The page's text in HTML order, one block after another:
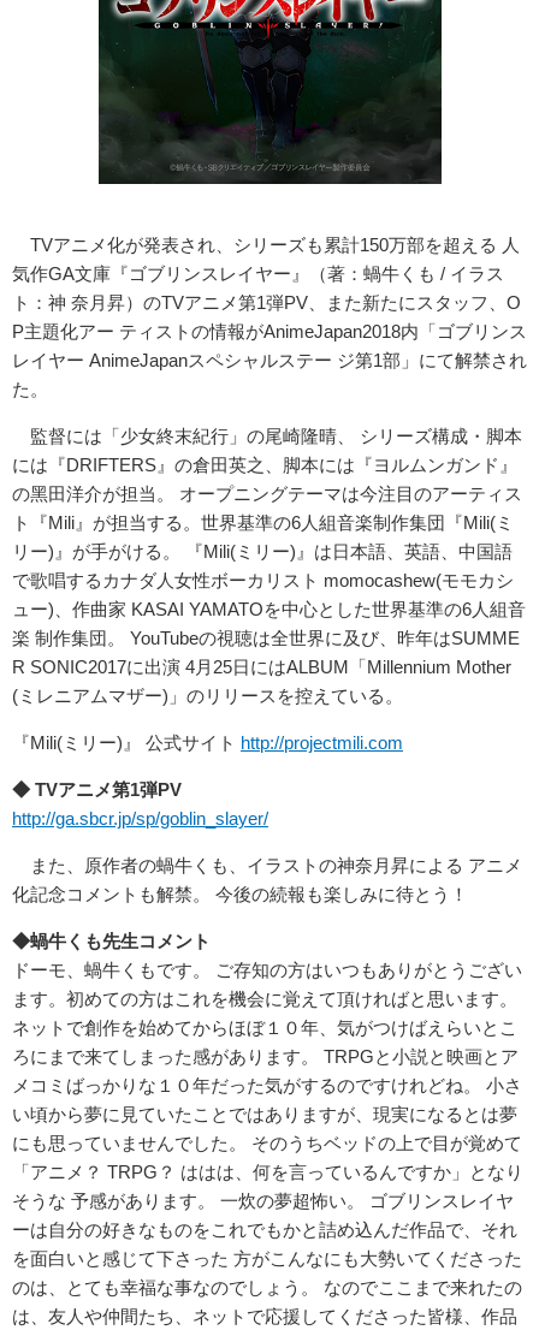
TVアニメ化が発表され、シリーズも累計150万部を超える ⼈
気作GA⽂庫『ゴブリンスレイヤー』（著：蝸⽜くも / イラス
ト：神 奈⽉昇）のTVアニメ第1弾PV、また新たにスタッフ、O
P主題化アー ティストの情報がAnimeJapan2018内「ゴブリンス
レイヤー AnimeJapanスペシャルステー ジ第1部」にて解禁され
た。
監督には「少⼥終末紀⾏」の尾崎隆晴、 シリーズ構成・脚本
には『DRIFTERS』の倉⽥英之、脚本には『ヨルムンガンド』
の⿊⽥洋介が担当。 オープニングテーマは今注⽬のアーティス
ト『Mili』が担当する。世界基準の6⼈組⾳楽制作集団『Mili(ミ
リー)』が⼿がける。 『Mili(ミリー)』は⽇本語、英語、中国語
で歌唱するカナダ⼈⼥性ボーカリスト momocashew(モモカシ
ュー)、作曲家 KASAI YAMATOを中⼼とした世界基準の6⼈組⾳
楽 制作集団。 YouTubeの視聴は全世界に及び、昨年はSUMME
R SONIC2017に出演 4⽉25⽇にはALBUM「Millennium Mother
(ミレニアムマザー)」のリリースを控えている。
『Mili(ミリー)』 公式サイト http://projectmili.com
◆ TVアニメ第1弾PV
http://ga.sbcr.jp/sp/goblin_slayer/
また、原作者の蝸⽜くも、イラストの神奈⽉昇による アニメ
化記念コメントも解禁。 今後の続報も楽しみに待とう！
◆蝸牛くも先生コメント
ドーモ、蝸⽜くもです。 ご存知の⽅はいつもありがとうござい
ます。初めての⽅はこれを機会に覚えて頂ければと思います。
ネットで創作を始めてからほぼ１０年、気がつけばえらいとこ
ろにまで来てしまった感があります。 TRPGと⼩説と映画とア
メコミばっかりな１０年だった気がするのですけれどね。 ⼩さ
い頃から夢に⾒ていたことではありますが、現実になるとは夢
にも思っていませんでした。 そのうちベッドの上で⽬が覚めて
「アニメ？ TRPG？ ははは、何を⾔っているんですか」となり
そうな 予感があります。 ⼀炊の夢超怖い。 ゴブリンスレイヤ
ーは⾃分の好きなものをこれでもかと詰め込んだ作品で、それ
を⾯⽩いと感じて下さった ⽅がこんなにも⼤勢いてくださった
のは、とても幸福な事なのでしょう。 なのでここまで来れたの
は、友⼈や仲間たち、ネットで応援してくださった皆様、作品